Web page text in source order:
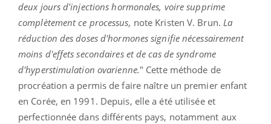
deux jours d'injections hormonales, voire supprime
complètement ce processus, note Kristen V. Brun. La
réduction des doses d'hormones signifie nécessairement
moins d'effets secondaires et de cas de syndrome
d'hyperstimulation ovarienne." Cette méthode de
procréation a permis de faire naître un premier enfant
en Corée, en 1991. Depuis, elle a été utilisée et
perfectionnée dans différents pays, notamment aux